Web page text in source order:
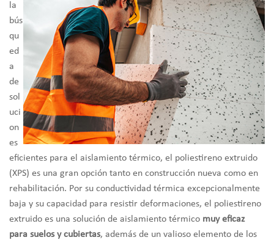
la
bús
qu
ed
a
de
sol
uci
on
es
eficientes para el aislamiento térmico, el poliestireno extruido
(XPS) es una gran opción tanto en construcción nueva como en
rehabilitación. Por su conductividad térmica excepcionalmente
baja y su capacidad para resistir deformaciones, el poliestireno
extruido es una solución de aislamiento térmico muy eficaz
para suelos y cubiertas, además de un valioso elemento de los